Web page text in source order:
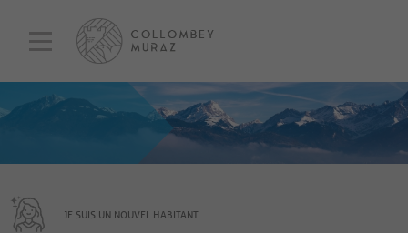
JE SUIS UN NOUVEL HABITANT